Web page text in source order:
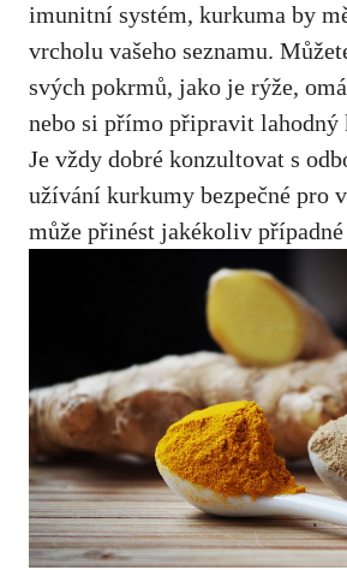
imunitní systém, kurkuma by
vrcholu ‌vašeho⁤ seznamu.
svých pokrmů, jako je rýže,
nebo si přímo připravit lahodný
Je vždy dobré ⁣konzultovat s
užívání kurkumy‍ bezpečné pro
může přinést jakékoliv